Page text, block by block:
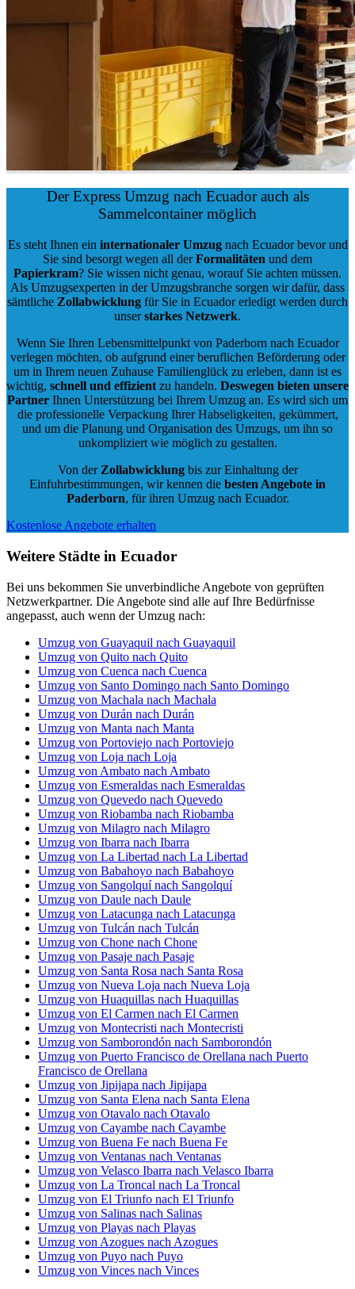
Der Express Umzug nach Ecuador auch als
Sammelcontainer möglich
Es steht Ihnen ein internationaler Umzugnach Ecuador bevor und
Sie sind besorgt wegen all derFormalitäten und dem
Papierkram? Sie wissen nicht genau, worauf Sie achten müssen.
Als Umzugsexperten in der Umzugsbranche sorgen wir dafür, dass
sämtliche Zollabwicklung für Sie in Ecuador erledigt werden durch
unserstarkes Netzwerk.
Wenn Sie Ihren Lebensmittelpunkt von Paderborn nach Ecuador
verlegen möchten, ob aufgrund einer beruflichen Beförderung oder
um in Ihrem neuen Zuhause Familienglück zu erleben, dann ist es
wichtig, schnell und effizient zu handeln. Deswegen bieten unsere
Partner Ihnen Unterstützung bei Ihrem Umzug an. Es wird sich um
die professionelle Verpackung Ihrer Habseligkeiten, gekümmert,
und um die Planung und Organisation des Umzugs, um ihn so
unkompliziert wie möglich zu gestalten.
Von der Zollabwicklungbis zur Einhaltung der
Einfuhrbestimmungen, wir kennen die besten Angebote in
Paderborn, für ihren Umzug nach Ecuador.
Kostenlose Angebote erhalten
Weitere Städte in Ecuador
Bei uns bekommen Sie unverbindliche Angebote von geprüften
Netzwerkpartner. Die Angebote sind alle auf Ihre Bedürfnisse
angepasst, auch wenn der Umzug nach:
Umzug von Guayaquil nach Guayaquil
Umzug von Quito nach Quito
Umzug von Cuenca nach Cuenca
Umzug von Santo Domingo nach Santo Domingo
Umzug von Machala nach Machala
Umzug von Durán nach Durán
Umzug von Manta nach Manta
Umzug von Portoviejo nach Portoviejo
Umzug von Loja nach Loja
Umzug von Ambato nach Ambato
Umzug von Esmeraldas nach Esmeraldas
Umzug von Quevedo nach Quevedo
Umzug von Riobamba nach Riobamba
Umzug von Milagro nach Milagro
Umzug von Ibarra nach Ibarra
Umzug von La Libertad nach La Libertad
Umzug von Babahoyo nach Babahoyo
Umzug von Sangolquí nach Sangolquí
Umzug von Daule nach Daule
Umzug von Latacunga nach Latacunga
Umzug von Tulcán nach Tulcán
Umzug von Chone nach Chone
Umzug von Pasaje nach Pasaje
Umzug von Santa Rosa nach Santa Rosa
Umzug von Nueva Loja nach Nueva Loja
Umzug von Huaquillas nach Huaquillas
Umzug von El Carmen nach El Carmen
Umzug von Montecristi nach Montecristi
Umzug von Samborondón nach Samborondón
Umzug von Puerto Francisco de Orellana nach Puerto
Francisco de Orellana
Umzug von Jipijapa nach Jipijapa
Umzug von Santa Elena nach Santa Elena
Umzug von Otavalo nach Otavalo
Umzug von Cayambe nach Cayambe
Umzug von Buena Fe nach Buena Fe
Umzug von Ventanas nach Ventanas
Umzug von Velasco Ibarra nach Velasco Ibarra
Umzug von La Troncal nach La Troncal
Umzug von El Triunfo nach El Triunfo
Umzug von Salinas nach Salinas
Umzug von Playas nach Playas
Umzug von Azogues nach Azogues
Umzug von Puyo nach Puyo
Umzug von Vinces nach Vinces